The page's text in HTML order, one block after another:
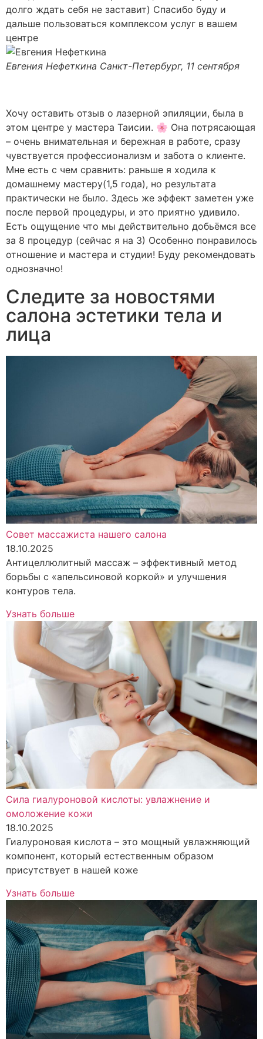
долго ждать себя не заставит) Спасибо буду и
дальше пользоваться комплексом услуг в вашем
центре
Евгения Нефеткина Санкт-Петербург, 11 сентября
Хочу оставить отзыв о лазерной эпиляции, была в
этом центре у мастера Таисии. 🌸 Она потрясающая
– очень внимательная и бережная в работе, сразу
чувствуется профессионализм и забота о клиенте.
Мне есть с чем сравнить: раньше я ходила к
домашнему мастеру(1,5 года), но результата
практически не было. Здесь же эффект заметен уже
после первой процедуры, и это приятно удивило.
Есть ощущение что мы действительно добьёмся все
за 8 процедур (сейчас я на 3) Особенно понравилось
отношение и мастера и студии! Буду рекомендовать
однозначно!
Следите за новостями
салона эстетики тела и
лица
Совет массажиста нашего салона
18.10.2025
Антицеллюлитный массаж – эффективный метод
борьбы с «апельсиновой коркой» и улучшения
контуров тела.
Узнать больше
Сила гиалуроновой кислоты: увлажнение и
омоложение кожи
18.10.2025
Гиалуроновая кислота – это мощный увлажняющий
компонент, который естественным образом
присутствует в нашей коже
Узнать больше